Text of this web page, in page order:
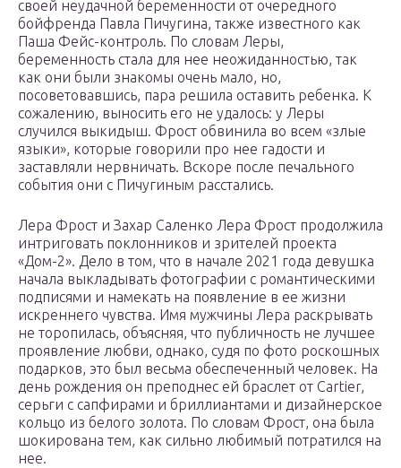
своей неудачной беременности от очередного
бойфренда Павла Пичугина, также известного как
Паша Фейс-контроль. По словам Леры,
беременность стала для нее неожиданностью, так
как они были знакомы очень мало, но,
посоветовавшись, пара решила оставить ребенка. К
сожалению, выносить его не удалось: у Леры
случился выкидыш. Фрост обвинила во всем «злые
языки», которые говорили про нее гадости и
заставляли нервничать. Вскоре после печального
события они с Пичугиным расстались.
Лера Фрост и Захар Саленко Лера Фрост продолжила
интриговать поклонников и зрителей проекта
«Дом-2». Дело в том, что в начале 2021 года девушка
начала выкладывать фотографии с романтическими
подписями и намекать на появление в ее жизни
искреннего чувства. Имя мужчины Лера раскрывать
не торопилась, объясняя, что публичность не лучшее
проявление любви, однако, судя по фото роскошных
подарков, это был весьма обеспеченный человек. На
день рождения он преподнес ей браслет от Cartier,
серьги с сапфирами и бриллиантами и дизайнерское
кольцо из белого золота. По словам Фрост, она была
шокирована тем, как сильно любимый потратился на
нее.